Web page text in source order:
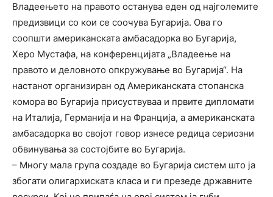
Владеењето на правото останува еден од најголемите
предизвици со кои се соочува Бугарија. Ова го
соопшти американската амбасадорка во Бугарија,
Херо Мустафа, на конференцијата „Владеење на
правото и деловното опкружување во Бугарија“. На
настанот организиран од Американската стопанска
комора во Бугарија присуствуваа и првите дипломати
на Италија, Германија и нa Франција, а американската
амбасадорка во својот говор изнесе редица сериозни
обвинувања за состојбите во Бугарија.
– Многу мала група создаде во Бугарија систем што ја
збогати олигархиската класа и ги презеде државните